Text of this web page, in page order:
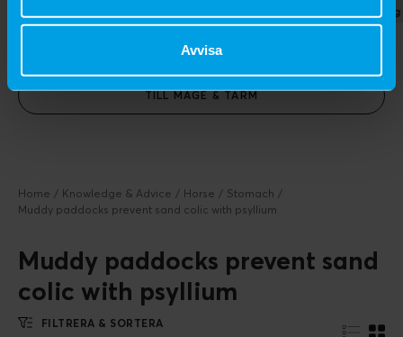
Avvisa
5 kg
TILL MAGE & TARM
Home Knowledge & Advice Horse
Stomach
Muddy paddocks prevent sand colic with psyllium
Muddy paddocks prevent sand
colic with psyllium
FILTRERA & SORTERA